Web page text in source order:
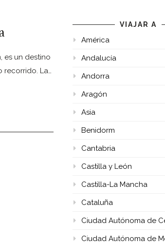
es un destino
recorrido. La…
VIAJAR A
América
Andalucía
Andorra
Aragón
Asia
Benidorm
Cantabria
Castilla y León
Castilla-La Mancha
Cataluña
Ciudad Autónoma de
Ciudad Autónoma de